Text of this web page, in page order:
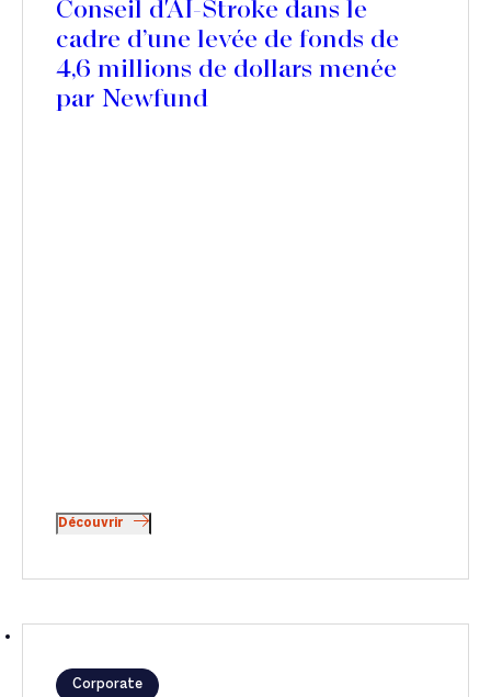
Conseil d'AI-Stroke dans le
cadre d’une levée de fonds de
4,6 millions de dollars menée
par Newfund
Découvrir
Corporate